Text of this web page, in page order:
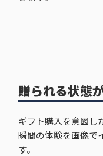
贈られる状態
ギフト購入を意図し
瞬間の体験を画像で
す。